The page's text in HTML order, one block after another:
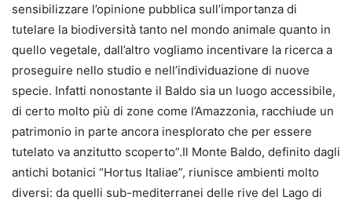
sensibilizzare l’opinione pubblica sull’importanza di
tutelare la biodiversità tanto nel mondo animale quanto in
quello vegetale, dall’altro vogliamo incentivare la ricerca a
proseguire nello studio e nell’individuazione di nuove
specie. Infatti nonostante il Baldo sia un luogo accessibile,
di certo molto più di zone come l’Amazzonia, racchiude un
patrimonio in parte ancora inesplorato che per essere
tutelato va anzitutto scoperto”.Il Monte Baldo, definito dagli
antichi botanici “Hortus Italiae”, riunisce ambienti molto
diversi: da quelli sub-mediterranei delle rive del Lago di